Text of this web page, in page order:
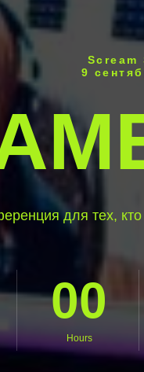
Scream
9
для тех,
00
Hours